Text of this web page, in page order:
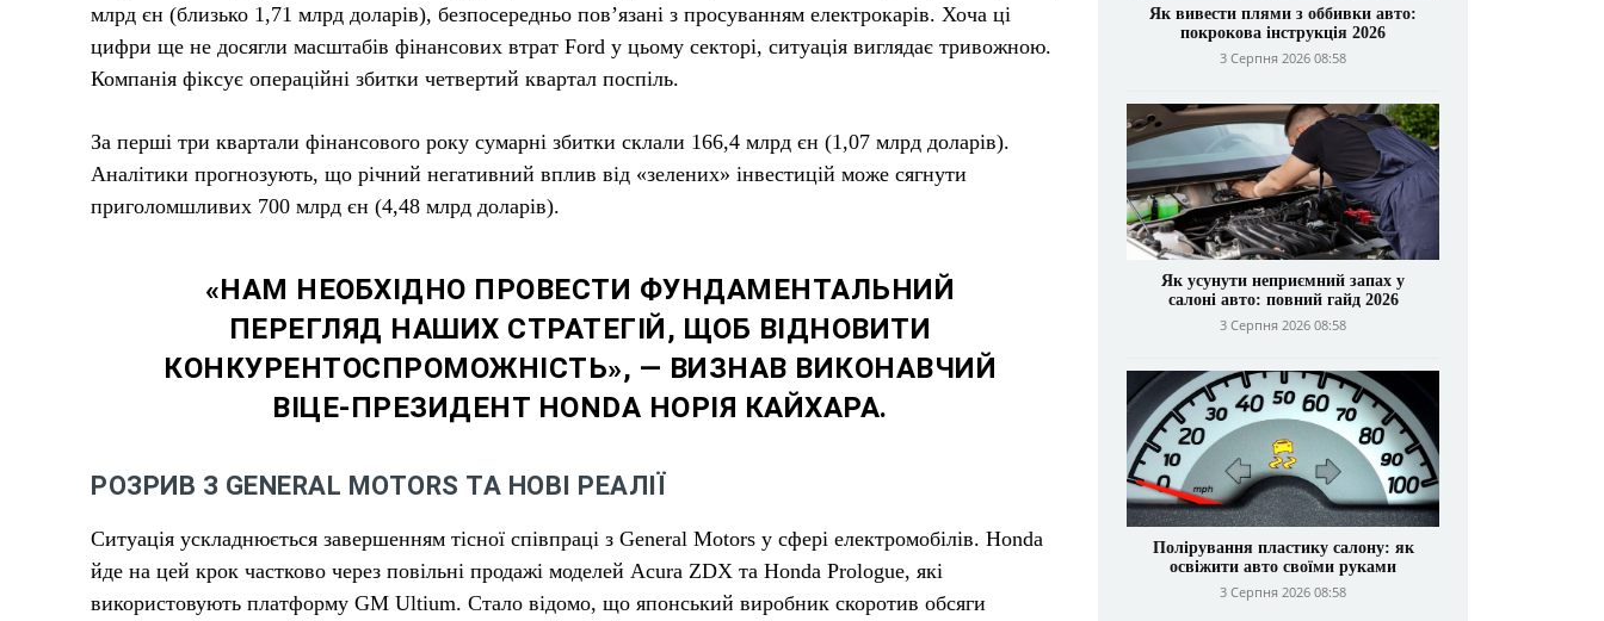
млрд єн (близько 1,71 млрд доларів), безпосередньо пов’язані з просуванням електрокарів. Хоча ці
цифри ще не досягли масштабів фінансових втрат Ford у цьому секторі, ситуація виглядає тривожною.
Компанія фіксує операційні збитки четвертий квартал поспіль.
За перші три квартали фінансового року сумарні збитки склали 166,4 млрд єн (1,07 млрд доларів).
Аналітики прогнозують, що річний негативний вплив від «зелених» інвестицій може сягнути
приголомшливих 700 млрд єн (4,48 млрд доларів).
«НАМ НЕОБХІДНО ПРОВЕСТИ ФУНДАМЕНТАЛЬНИЙ
ПЕРЕГЛЯД НАШИХ СТРАТЕГІЙ, ЩОБ ВІДНОВИТИ
КОНКУРЕНТОСПРОМОЖНІСТЬ», — ВИЗНАВ ВИКОНАВЧИЙ
ВІЦЕ-ПРЕЗИДЕНТ HONDA НОРІЯ КАЙХАРА.
РОЗРИВ З GENERAL MOTORS ТА НОВІ РЕАЛІЇ
Ситуація ускладнюється завершенням тісної співпраці з General Motors у сфері електромобілів. Honda
йде на цей крок частково через повільні продажі моделей Acura ZDX та Honda Prologue, які
використовують платформу GM Ultium. Стало відомо, що японський виробник скоротив обсяги
Як вивести плями з оббивки авто:
покрокова інструкція 2026
3 Серпня 2026 08:58
Як усунути неприємний запах у
салоні авто: повний гайд 2026
3 Серпня 2026 08:58
Полірування пластику салону: як
освіжити авто своїми руками
3 Серпня 2026 08:58